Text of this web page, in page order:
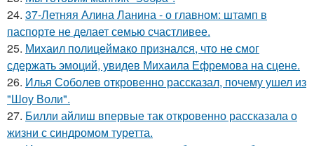
24. 37-Летняя Алина Ланина - о главном: штамп в
паспорте не делает семью счастливее.
25. Михаил полицеймако признался, что не смог
сдержать эмоций, увидев Михаила Ефремова на сцене.
26. Илья Соболев откровенно рассказал, почему ушел из
"Шоу Воли".
27. Билли айлиш впервые так откровенно рассказала о
жизни с синдромом туретта.